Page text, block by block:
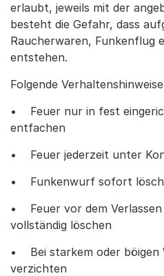
erlaubt, jeweils mit der
besteht die Gefahr, dass
Raucherwaren, Funkenflug
entstehen.
Folgende
• Feuer nur in fest
entfachen
• Feuer jederzeit unter
• Funkenwurf sofort
• Feuer vor dem Verlassen
vollständig löschen
• Bei starkem oder böigen
verzichten